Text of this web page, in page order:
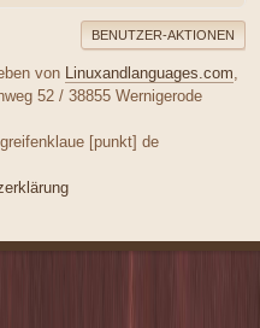
BENUTZER-AKTIONEN
von Linuxandlanguages.com,
52 / 38855 Wernigerode
[punkt] de